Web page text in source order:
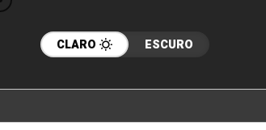
CLARO ESCURO